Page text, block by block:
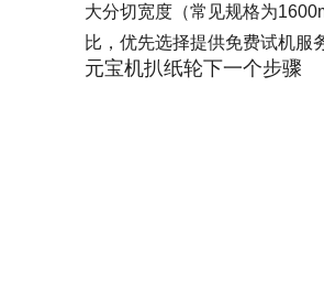
大分切宽度（常见规格为
比，优先选择提供免费试机服
元宝机扒纸轮下一个步骤